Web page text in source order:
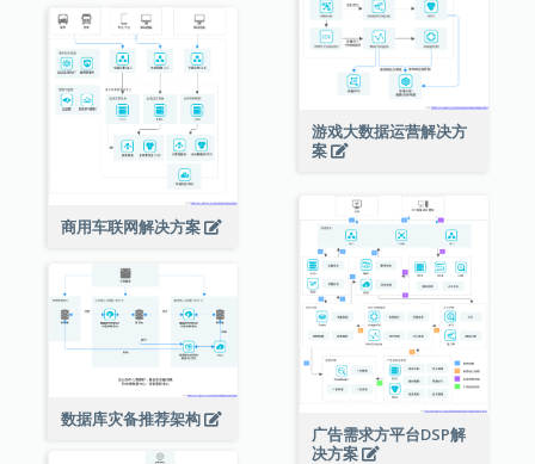
游戏大数据运营解决方
案
商用车联网解决方案
广告需求方平台DSP解
决方案
数据库灾备推荐架构